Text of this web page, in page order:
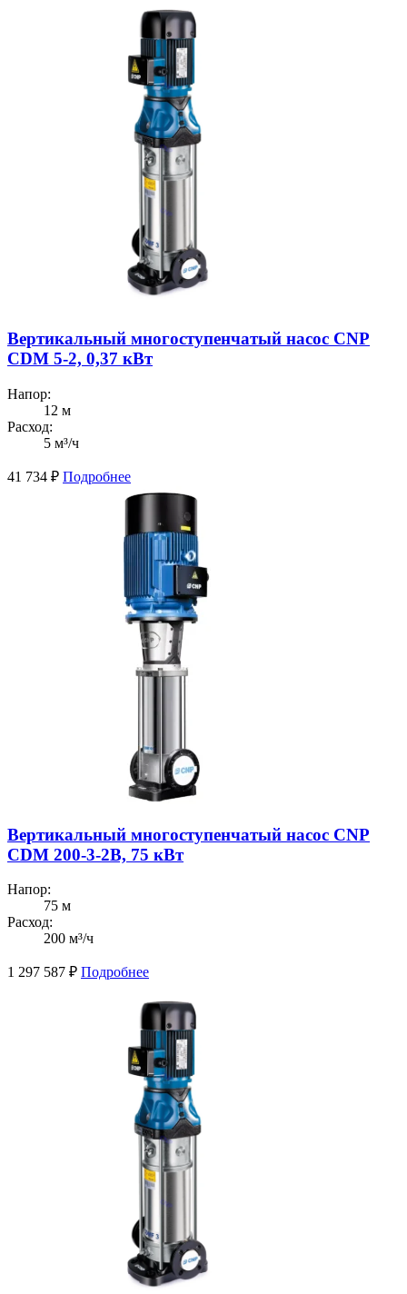
Вертикальный многоступенчатый насос CNP
CDM 5-2, 0,37 кВт
Напор:
12 м
Расход:
5 м³/ч
41 734 ₽ Подробнее
Вертикальный многоступенчатый насос CNP
CDM 200-3-2В, 75 кВт
Напор:
75 м
Расход:
200 м³/ч
1 297 587 ₽ Подробнее